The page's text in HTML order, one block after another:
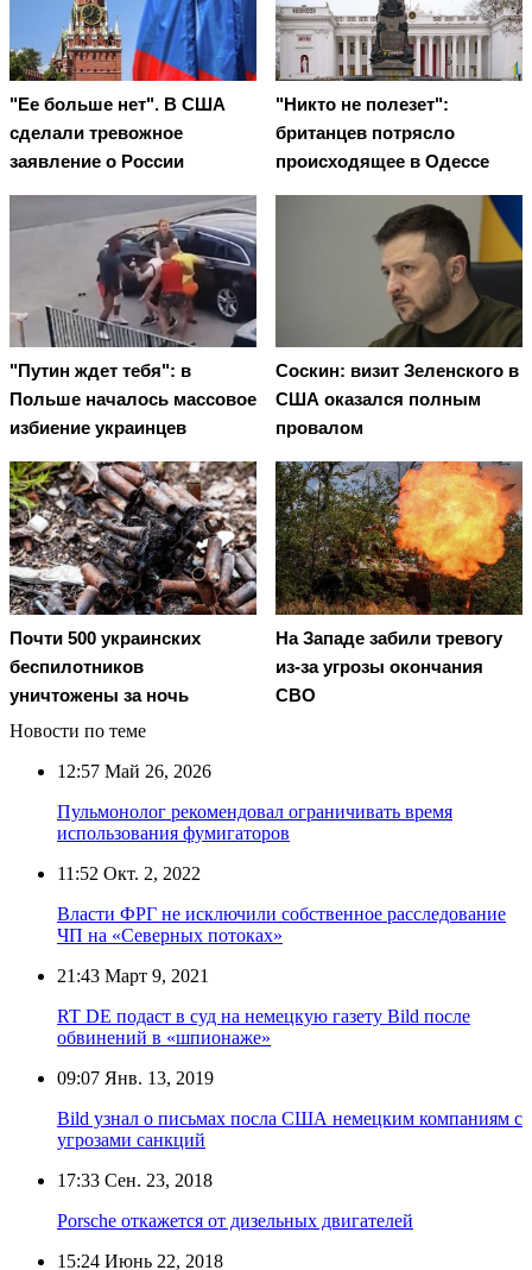
"Ее больше нет". В США
сделали тревожное
заявление о России
"Никто не полезет":
британцев потрясло
происходящее в Одессе
"Путин ждет тебя": в
Польше началось массовое
избиение украинцев
Соскин: визит Зеленского в
США оказался полным
провалом
Почти 500 украинских
беспилотников
уничтожены за ночь
На Западе забили тревогу
из-за угрозы окончания
СВО
Новости по теме
12:57 Май 26, 2026
Пульмонолог рекомендовал ограничивать время
использования фумигаторов
11:52 Окт. 2, 2022
Власти ФРГ не исключили собственное расследование
ЧП на «Северных потоках»
21:43 Март 9, 2021
RT DE подаст в суд на немецкую газету Bild после
обвинений в «шпионаже»
09:07 Янв. 13, 2019
Bild узнал о письмах посла США немецким компаниям с
угрозами санкций
17:33 Сен. 23, 2018
Porsche откажется от дизельных двигателей
15:24 Июнь 22, 2018